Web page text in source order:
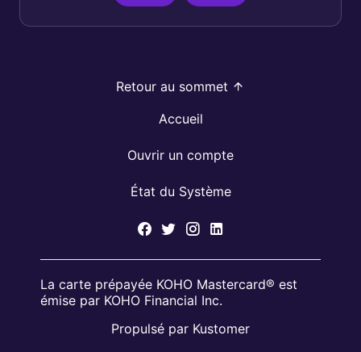
Retour au sommet
Accueil
Ouvrir un compte
État du Système
La carte prépayée KOHO Mastercard® est
émise par KOHO Financial Inc.
Propulsé par Kustomer